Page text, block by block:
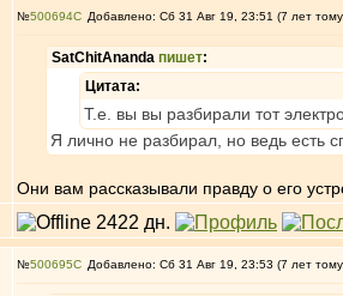
№500694 Добавлено: Сб 31 Авг 19, 23:51 (7 лет
SatChitAnanda пишет:
Цитата:
Т.е. вы вы разбирали тот
Я лично не разбирал, но ведь есть
Они вам рассказывали правду о его
№500695 Добавлено: Сб 31 Авг 19, 23:53 (7 лет